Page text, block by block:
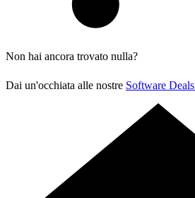
Non hai ancora trovato nulla?
Dai un'occhiata alle nostre Software Deals